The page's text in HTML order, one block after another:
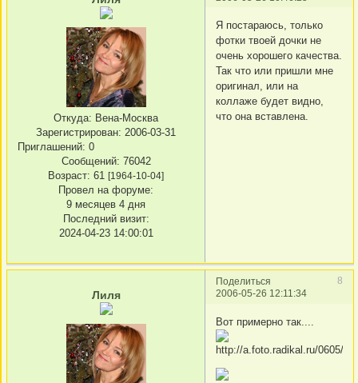
Откуда: Вена-Москва
Зарегистрирован: 2006-03-31
Приглашений: 0
Сообщений: 76042
Возраст: 61 [1964-10-04]
Провел на форуме:
9 месяцев 4 дня
Последний визит:
2024-04-23 14:00:01
Я постараюсь, только
фотки твоей дочки не
очень хорошего качества.
Так что или пришли мне
оригинал, или на
коллаже будет видно,
что она вставлена.
Поделиться
8
2006-05-26 12:11:34
Лиля
Вот примерно так....